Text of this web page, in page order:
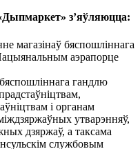
з’яўляюцца:
магазінаў бяспошліннага
аэрапорце
гандлю
і органам
утварэнняў,
дзяржаў, а таксама
службовым